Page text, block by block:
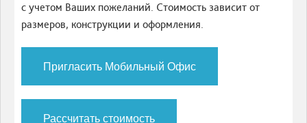
с учетом Ваших пожеланий. Стоимость зависит от
размеров, конструкции и оформления.
Пригласить Мобильный Офис
Рассчитать стоимость